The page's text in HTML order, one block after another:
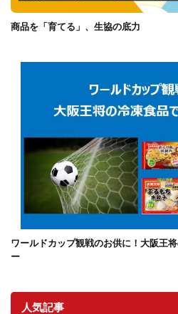
商品を「育てる」、生協の底力
ワールドカップ観戦のお供に！大阪王
ー
人気記事